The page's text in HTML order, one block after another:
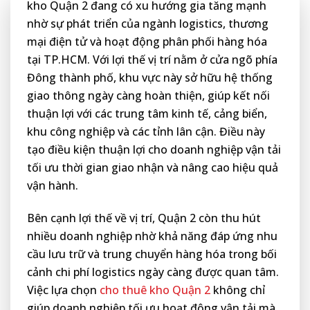
kho Quận 2 đang có xu hướng gia tăng mạnh
nhờ sự phát triển của ngành logistics, thương
mại điện tử và hoạt động phân phối hàng hóa
tại TP.HCM. Với lợi thế vị trí nằm ở cửa ngõ phía
Đông thành phố, khu vực này sở hữu hệ thống
giao thông ngày càng hoàn thiện, giúp kết nối
thuận lợi với các trung tâm kinh tế, cảng biển,
khu công nghiệp và các tỉnh lân cận. Điều này
tạo điều kiện thuận lợi cho doanh nghiệp vận tải
tối ưu thời gian giao nhận và nâng cao hiệu quả
vận hành.
Bên cạnh lợi thế về vị trí, Quận 2 còn thu hút
nhiều doanh nghiệp nhờ khả năng đáp ứng nhu
cầu lưu trữ và trung chuyển hàng hóa trong bối
cảnh chi phí logistics ngày càng được quan tâm.
Việc lựa chọn cho thuê kho Quận 2 không chỉ